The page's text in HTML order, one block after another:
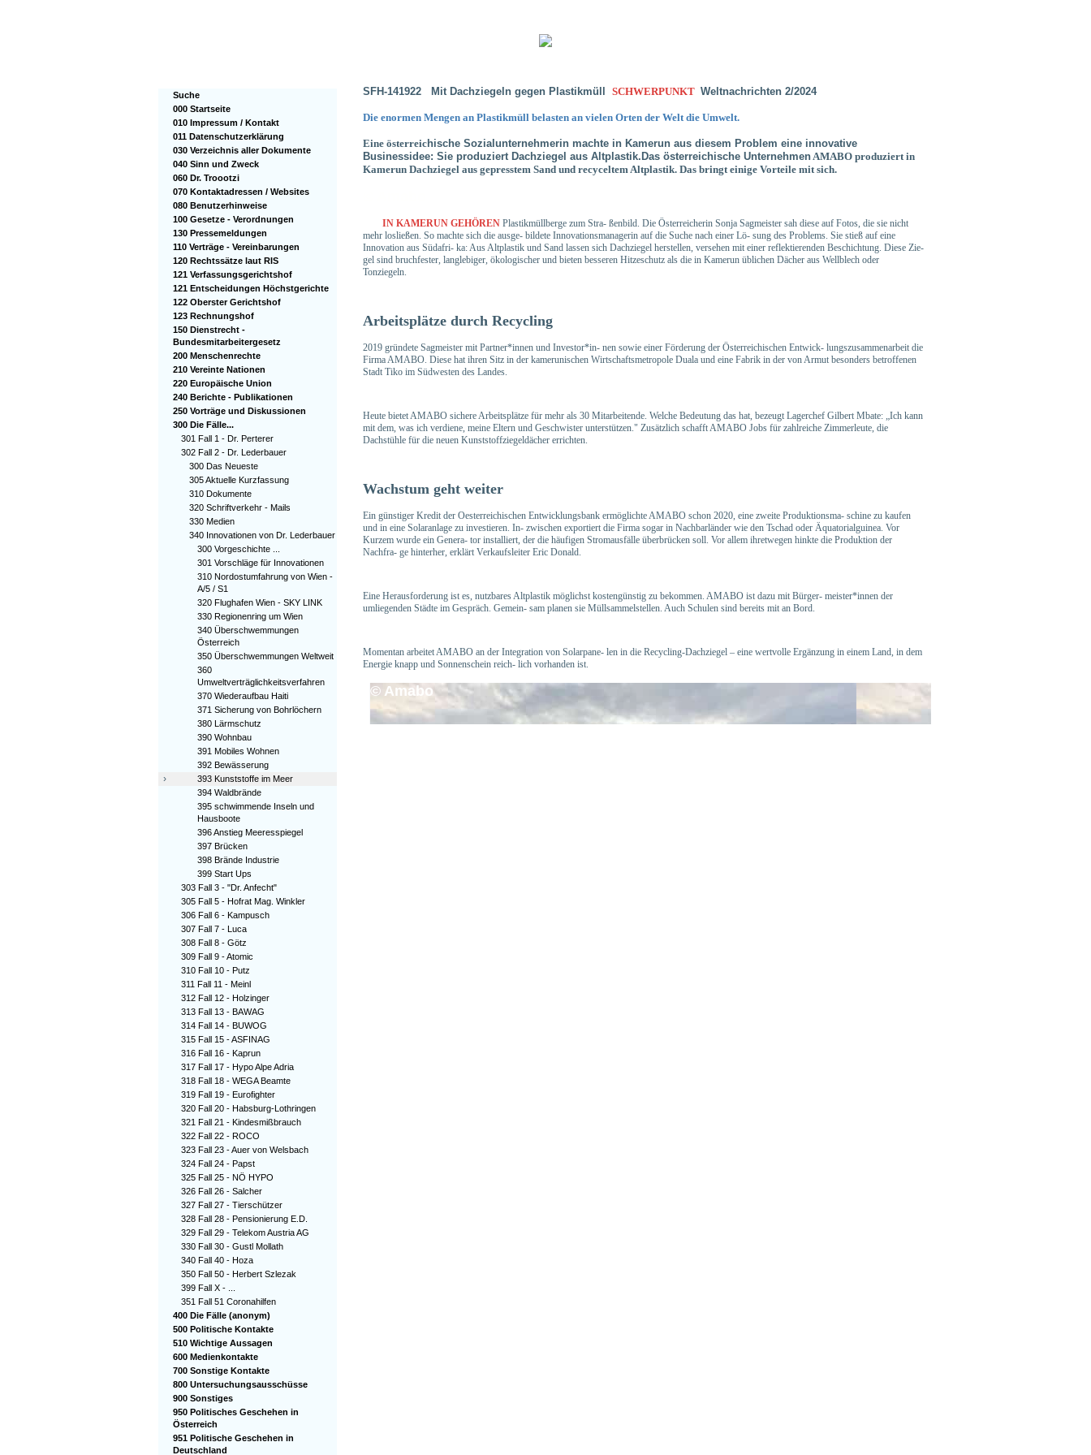
Suche
000 Startseite
010 Impressum / Kontakt
011 Datenschutzerklärung
030 Verzeichnis aller Dokumente
040 Sinn und Zweck
060 Dr. Troootzi
070 Kontaktadressen / Websites
080 Benutzerhinweise
100 Gesetze - Verordnungen
130 Pressemeldungen
110 Verträge - Vereinbarungen
120 Rechtssätze laut RIS
121 Verfassungsgerichtshof
121 Entscheidungen Höchstgerichte
122 Oberster Gerichtshof
123 Rechnungshof
150 Dienstrecht -
Bundesmitarbeitergesetz
200 Menschenrechte
210 Vereinte Nationen
220 Europäische Union
240 Berichte - Publikationen
250 Vorträge und Diskussionen
300 Die Fälle...
301 Fall 1 - Dr. Perterer
302 Fall 2 - Dr. Lederbauer
300 Das Neueste
305 Aktuelle Kurzfassung
310 Dokumente
320 Schriftverkehr - Mails
330 Medien
340 Innovationen von Dr. Lederbauer
300 Vorgeschichte ...
301 Vorschläge für Innovationen
310 Nordostumfahrung von Wien -
A/5 / S1
320 Flughafen Wien - SKY LINK
330 Regionenring um Wien
340 Überschwemmungen
Österreich
350 Überschwemmungen Weltweit
360
Umweltverträglichkeitsverfahren
370 Wiederaufbau Haiti
371 Sicherung von Bohrlöchern
380 Lärmschutz
390 Wohnbau
391 Mobiles Wohnen
392 Bewässerung
›
393 Kunststoffe im Meer
394 Waldbrände
395 schwimmende Inseln und
Hausboote
396 Anstieg Meeresspiegel
397 Brücken
398 Brände Industrie
399 Start Ups
303 Fall 3 - "Dr. Anfecht"
305 Fall 5 - Hofrat Mag. Winkler
306 Fall 6 - Kampusch
307 Fall 7 - Luca
308 Fall 8 - Götz
309 Fall 9 - Atomic
310 Fall 10 - Putz
311 Fall 11 - Meinl
312 Fall 12 - Holzinger
313 Fall 13 - BAWAG
314 Fall 14 - BUWOG
315 Fall 15 - ASFINAG
316 Fall 16 - Kaprun
317 Fall 17 - Hypo Alpe Adria
318 Fall 18 - WEGA Beamte
319 Fall 19 - Eurofighter
320 Fall 20 - Habsburg-Lothringen
321 Fall 21 - Kindesmißbrauch
322 Fall 22 - ROCO
323 Fall 23 - Auer von Welsbach
324 Fall 24 - Papst
325 Fall 25 - NÖ HYPO
326 Fall 26 - Salcher
327 Fall 27 - Tierschützer
328 Fall 28 - Pensionierung E.D.
329 Fall 29 - Telekom Austria AG
330 Fall 30 - Gustl Mollath
340 Fall 40 - Hoza
350 Fall 50 - Herbert Szlezak
399 Fall X - ...
351 Fall 51 Coronahilfen
400 Die Fälle (anonym)
500 Politische Kontakte
510 Wichtige Aussagen
600 Medienkontakte
700 Sonstige Kontakte
800 Untersuchungsausschüsse
900 Sonstiges
950 Politisches Geschehen in
Österreich
951 Politische Geschehen in
Deutschland
SFH-141922 Mit Dachziegeln gegen Plastikmüll SCHWERPUNKT Weltnachrichten 2/2024
Die enormen Mengen an Plastikmüll belasten an vielen Orten der Welt die Umwelt.
Eine österreichische Sozialunternehmerin machte in Kamerun aus diesem Problem eine innovative
Businessidee: Sie produziert Dachziegel aus Altplastik.Das österreichische UnternehmenAMABO produziert in
Kamerun Dachziegel aus gepresstem Sand und recyceltem Altplastik. Das bringt einige Vorteile mit sich.
IN KAMERUN GEHÖREN Plastikmüllberge zum Stra- ßenbild. Die Österreicherin Sonja Sagmeister sah diese auf Fotos, die sie nicht
mehr losließen. So machte sich die ausge- bildete Innovationsmanagerin auf die Suche nach einer Lö- sung des Problems. Sie stieß auf eine
Innovation aus Südafri- ka: Aus Altplastik und Sand lassen sich Dachziegel herstellen, versehen mit einer reflektierenden Beschichtung. Diese Zie-
gel sind bruchfester, langlebiger, ökologischer und bieten besseren Hitzeschutz als die in Kamerun üblichen Dächer aus Wellblech oder
Tonziegeln.
Arbeitsplätze durch Recycling
2019 gründete Sagmeister mit Partner*innen und Investor*in- nen sowie einer Förderung der Österreichischen Entwick- lungszusammenarbeit die
Firma AMABO. Diese hat ihren Sitz in der kamerunischen Wirtschaftsmetropole Duala und eine Fabrik in der von Armut besonders betroffenen
Stadt Tiko im Südwesten des Landes.
Heute bietet AMABO sichere Arbeitsplätze für mehr als 30 Mitarbeitende. Welche Bedeutung das hat, bezeugt Lagerchef Gilbert Mbate: „Ich kann
mit dem, was ich verdiene, meine Eltern und Geschwister unterstützen." Zusätzlich schafftAMABO Jobs für zahlreiche Zimmerleute, die
Dachstühle für die neuen Kunststoffziegeldächer errichten.
Wachstum geht weiter
Ein günstiger Kredit der Oesterreichischen Entwicklungsbank ermöglichte AMABO schon 2020, eine zweite Produktionsma- schine zu kaufen
und in eine Solaranlage zu investieren. In- zwischen exportiert die Firma sogar in Nachbarländer wie den Tschad oder Äquatorialguinea. Vor
Kurzem wurde ein Genera- tor installiert, der die häufigen Stromausfälle überbrücken soll. Vor allem ihretwegen hinkte die Produktion der
Nachfra- ge hinterher, erklärt Verkaufsleiter Eric Donald.
Eine Herausforderung ist es, nutzbares Altplastik möglichst kostengünstig zu bekommen. AMABO ist dazu mit Bürger- meister*innen der
umliegenden Städte im Gespräch. Gemein- sam planen sie Müllsammelstellen. Auch Schulen sind bereits mit an Bord.
Momentan arbeitet AMABO an der Integration von Solarpane- len in die Recycling-Dachziegel – eine wertvolle Ergänzung in einem Land, in dem
Energie knapp und Sonnenschein reich- lich vorhanden ist.
© Amabo